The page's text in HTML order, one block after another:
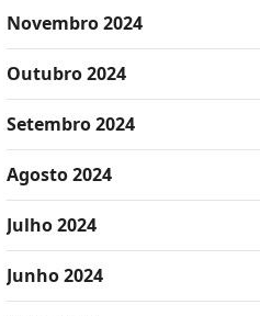
Novembro 2024
Outubro 2024
Setembro 2024
Agosto 2024
Julho 2024
Junho 2024